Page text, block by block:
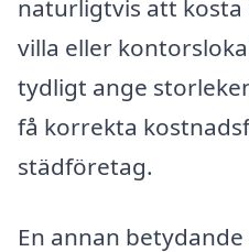
naturligtvis att
villa eller
tydligt ange
få korrekta
städföretag.
En annan